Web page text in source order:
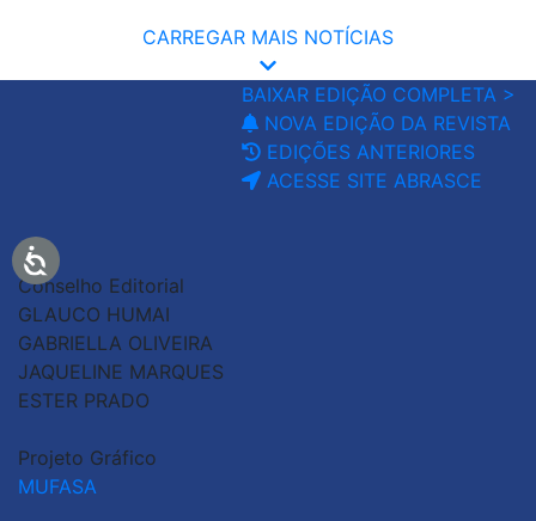
CARREGAR MAIS NOTÍCIAS
BAIXAR EDIÇÃO COMPLETA >
NOVA EDIÇÃO DA REVISTA
EDIÇÕES ANTERIORES
ACESSE SITE ABRASCE
Conselho Editorial
GLAUCO HUMAI
GABRIELLA OLIVEIRA
JAQUELINE MARQUES
ESTER PRADO
Projeto Gráfico
MUFASA